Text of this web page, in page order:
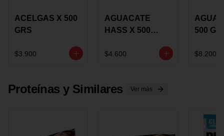
ACELGAS X 500
GRS
$3.900
AGUACATE
HASS X 500
$4.600
500
$8.200
Proteínas y Similares Ver más